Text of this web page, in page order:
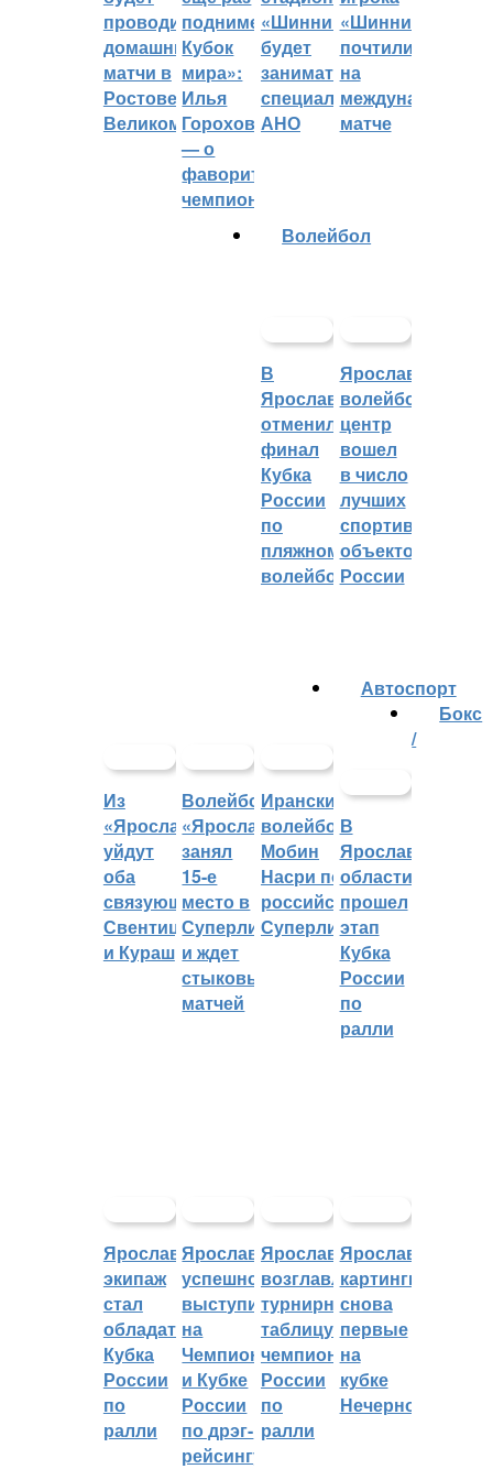
проводить
домашние
матчи в
Ростове
Великом
поднимет
Кубок
мира»:
Илья
Горохов
— о
фаворитах
чемпионата
«Шинник»
будет
заниматься
специальное
АНО
«Шинника»
почтили
на
международном
матче
Волейбол
В
Ярославле
отменили
финал
Кубка
России
по
пляжному
волейболу
Ярославский
волейбольный
центр
вошел
в число
лучших
спортивных
объектов
России
Из
«Ярославича»
уйдут
оба
связующих:
Свентицкис
и Кураш
Волейбольный
«Ярославич»
занял
15-е
место в
Суперлиге
и ждет
стыковых
матчей
Иранский
волейболист
Мобин
Насри покинет
российскую
Суперлигу
Автоспорт
В
Ярославской
области
прошел
этап
Кубка
России
по
ралли
Ярославский
экипаж
стал
обладателем
Кубка
России
по
ралли
Ярославцы
успешно
выступили
на
Чемпионате
и Кубке
России
по дрэг-
рейсингу
Ярославцы
возглавляют
турнирную
таблицу
чемпионата
России
по
ралли
Ярославские
картингисты
снова
первые
на
кубке
Нечерноземья
Бокс
/